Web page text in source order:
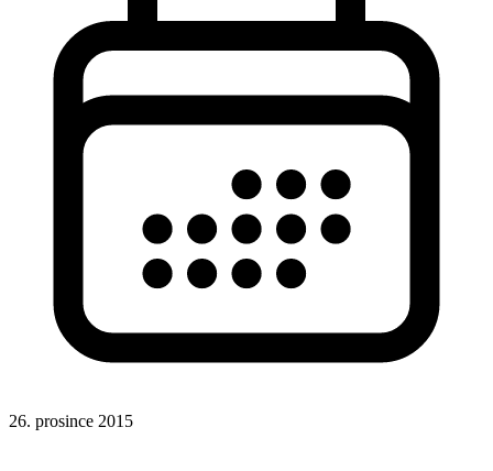
26. prosince 2015